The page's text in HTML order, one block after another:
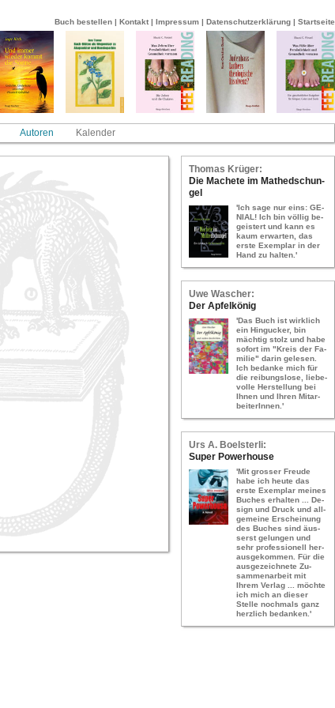
Buch bestellen | Kontakt | Impressum | Datenschutzerklärung | Startseite
Autoren Kalender
Tho­mas Krü­ger:
Die Ma­che­te im Ma­thed­schun­
gel
'Ich sage nur eins: GE­
NI­AL! Ich bin völ­lig be­
geis­tert und kann es
kaum er­war­ten, das
erste Ex­em­plar in der
Hand zu hal­ten.'
Uwe Wa­scher:
Der Ap­fel­kö­nig
'Das Buch ist wirk­lich
ein Hin­gu­cker, bin
mäch­tig stolz und habe
so­fort im "Kreis der Fa­
mi­lie" darin ge­le­sen.
Ich be­dan­ke mich für
die rei­bungs­lo­se, lie­be­
vol­le Her­stel­lung bei
Ihnen und Ihren Mit­ar­
bei­te­rIn­nen.'
Urs A. Bo­els­ter­li:
Super Power­hou­se
'Mit gros­ser Freu­de
habe ich heute das
erste Ex­em­plar mei­nes
Bu­ches er­hal­ten ... De­
sign und Druck und all­
ge­mei­ne Er­schei­nung
des Bu­ches sind äus­
serst ge­lun­gen und
sehr pro­fes­sio­nell her­
aus­ge­kom­men. Für die
aus­ge­zeich­ne­te Zu­
sam­men­ar­beit mit
Ihrem Ver­lag ... möch­te
ich mich an die­ser
Stel­le noch­mals ganz
herz­lich be­dan­ken.'